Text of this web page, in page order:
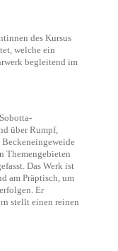
des Kursus
welche ein
begleitend im
über Rumpf,
Themengebieten
Das Werk ist
am Präptisch, um
Er
stellt einen reinen